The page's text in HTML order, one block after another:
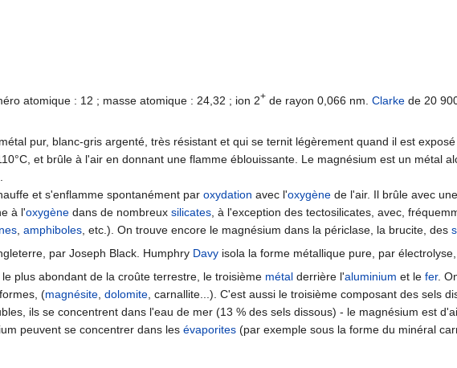
atomique : 12 ; masse atomique : 24,32 ; ion 2+ de rayon 0,066 nm. Clarke de 20
pur, blanc-gris argenté, très résistant et qui se ternit légèrement quand il est
et brûle à l'air en donnant une flamme éblouissante. Le magnésium est un métal
et s'enflamme spontanément par oxydation avec l'oxygène de l'air. Il brûle avec
à l'oxygène dans de nombreux silicates, à l'exception des tectosilicates, avec,
, amphiboles, etc.). On trouve encore le magnésium dans la périclase, la brucite, des
par Joseph Black. Humphry Davy isola la forme métallique pure, par
plus abondant de la croûte terrestre, le troisième métal derrière l'aluminium et le fer.
(magnésite, dolomite, carnallite...). C'est aussi le troisième composant des sels
ils se concentrent dans l'eau de mer (13 % des sels dissous) - le magnésium est
peuvent se concentrer dans les évaporites (par exemple sous la forme du minéral